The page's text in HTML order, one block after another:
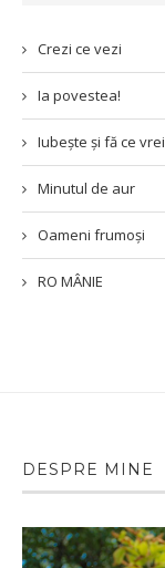
Crezi ce vezi
Ia povestea!
Iubește și fă ce vrei
Minutul de aur
Oameni frumoși
RO MÂNIE
DESPRE MINE